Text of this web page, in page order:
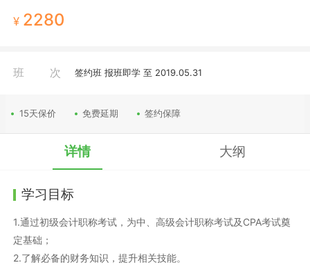
¥ 2280
班次 签约班 报班即学 至 2019.05.31
15天保价 免费延期 签约保障
详情 大纲
学习目标
1.通过初级会计职称考试，为中、高级会计职称考试及CPA考试奠
定基础；
2.了解必备的财务知识，提升相关技能。